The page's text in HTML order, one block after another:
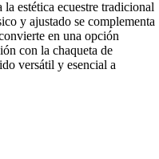
estética ecuestre tradicional
y ajustado se complementa
en una opción
con la chaqueta de
versátil y esencial a